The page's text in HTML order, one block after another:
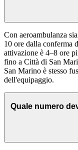
Con aeroambulanza
10 ore dalla conferma
attivazione è 4–8 ore
fino a Città di San
San Marino è stesso
dell'equipaggio.
Quale numero